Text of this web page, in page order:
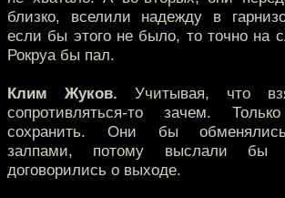
близко, вселили надежду в
если бы этого не было, то точно на
Рокруа бы пал.
Клим Жуков. Учитывая, что
сопротивляться-то зачем.
сохранить. Они бы
залпами, потому выслали бы
договорились о выходе.